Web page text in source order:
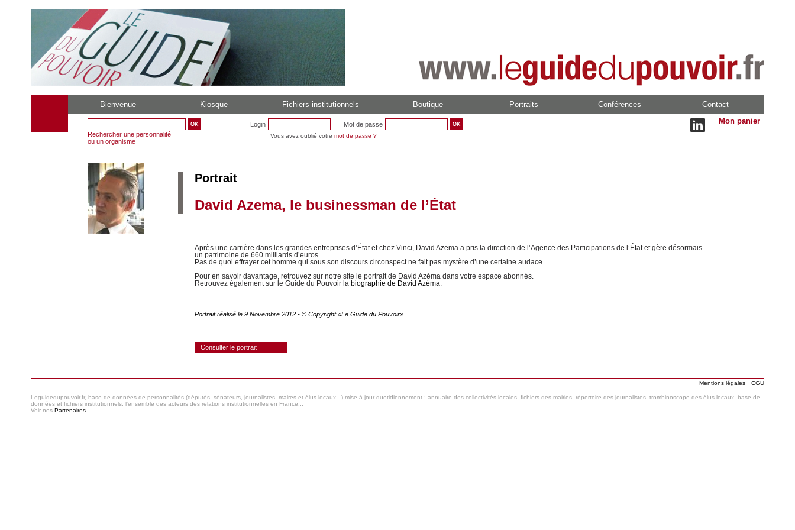
Bienvenue Kiosque Fichiers institutionnels Boutique Portraits Conférences Contact
Rechercher une personnalité
ou un organisme
Login Mot de passe
Vous avez oublié votre mot de passe ?
Mon panier
Portrait
David Azema, le businessman de l’État
Après une carrière dans les grandes entreprises d’État et chez Vinci, David Azema a pris la direction de l’Agence des Participations de l’État et gère désormais
un patrimoine de 660 milliards d’euros.
Pas de quoi effrayer cet homme qui sous son discours circonspect ne fait pas mystère d’une certaine audace.
Pour en savoir davantage, retrouvez sur notre site le portrait de David Azéma dans votre espace abonnés.
Retrouvez également sur le Guide du Pouvoir la biographie de David Azéma
Portrait réalisé le 9 Novembre 2012 - © Copyright «Le Guide du Pouvoir»
Consulter le portrait
Mentions légales - CGU
Leguidedupouvoir.fr, base de données de personnalités (députés, sénateurs, journalistes, maires et élus locaux...) mise à jour quotidiennement : annuaire des collectivités locales, fichiers des mairies, répertoire des journalistes, trombinoscope des élus locaux, base de
données et fichiers institutionnels, l'ensemble des acteurs des relations institutionnelles en France...
Voir nos Partenaires